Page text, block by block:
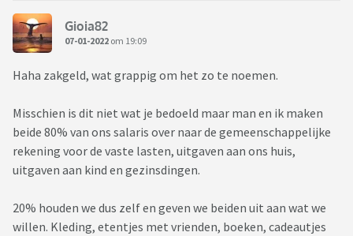
Gioia82
07-01-2022 om 19:09
Haha zakgeld, wat grappig om het zo te noemen.
Misschien is dit niet wat je bedoeld maar man en ik maken
beide 80% van ons salaris over naar de gemeenschappelijke
rekening voor de vaste lasten, uitgaven aan ons huis,
uitgaven aan kind en gezinsdingen.
20% houden we dus zelf en geven we beiden uit aan wat we
willen. Kleding, etentjes met vrienden, boeken, cadeautjes